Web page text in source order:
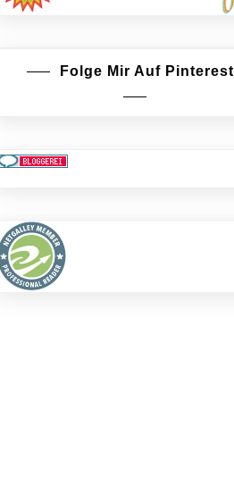
Folge Mir Auf Pinterest